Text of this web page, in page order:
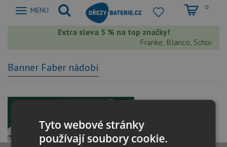
Zobrazit
MENU 0
Extra sleva 5 % na top značky!
Franke, Blanco, Schock,
Banner Faber nádobí
Tyto webové stránky
používají soubory cookie.